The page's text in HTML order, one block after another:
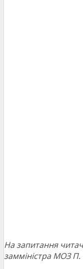
На запитання
замміністра МОЗ